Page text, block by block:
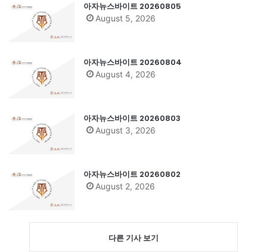
아자뉴스바이트 20260805
August 5, 2026
아자뉴스바이트 20260804
August 4, 2026
아자뉴스바이트 20260803
August 3, 2026
아자뉴스바이트 20260802
August 2, 2026
다른 기사 보기